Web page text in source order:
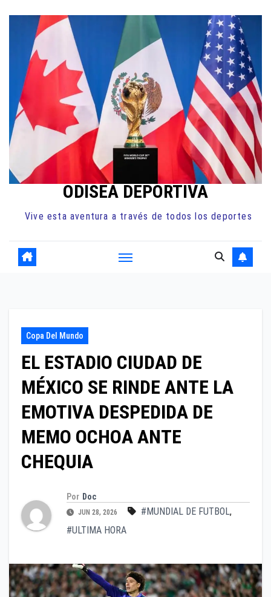
contenido
ODISEA DEPORTIVA
Vive esta aventura a través de todos los deportes
Copa Del Mundo
EL ESTADIO CIUDAD DE
MÉXICO SE RINDE ANTE LA
EMOTIVA DESPEDIDA DE
MEMO OCHOA ANTE
CHEQUIA
Por Doc
JUN 28, 2026 #MUNDIAL DE FUTBOL,
#ULTIMA HORA